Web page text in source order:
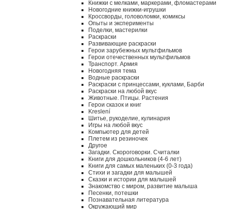
Книжки с мелками, маркерами, фломастерами
Новогодние книжки-игрушки
Кроссворды, головоломки, комиксы
Опыты и эксперименты
Поделки, мастерилки
Раскраски
Развивающие раскраски
Герои зарубежных мультфильмов
Герои отечественных мультфильмов
Транспорт. Армия
Новогодняя тема
Водные раскраски
Раскраски с принцессами, куклами, Барби
Раскраски на любой вкус
Животные. Птицы. Растения
Герои сказок и книг
Kreslení
Шитье, рукоделие, кулинария
Игры на любой вкус
Компьютер для детей
Плетем из резиночек
Другое
Загадки. Скороговорки. Считалки
Книги для дошкольников (4-6 лет)
Книги для самых маленьких (0-3 года)
Стихи и загадки для малышей
Сказки и истории для малышей
Знакомство с миром, развитие малыша
Песенки, потешки
Познавательная литература
Окружающий мир